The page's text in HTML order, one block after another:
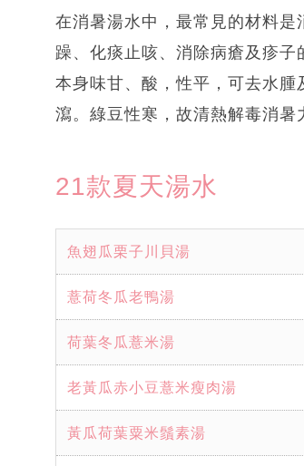
在消暑湯水中，最常見的材料
躁、化痰止咳、消除病瘡及疹
本身味甘、酸，性平，可去水
瀉。綠豆性寒，故清熱解毒消暑
21款夏天湯水
魚翅瓜栗子川貝湯
薏荷冬瓜老鴨湯
荷葉冬瓜薏米湯
老黃瓜赤小豆薏米瘦肉湯
黃瓜荷葉粟米鬚素湯